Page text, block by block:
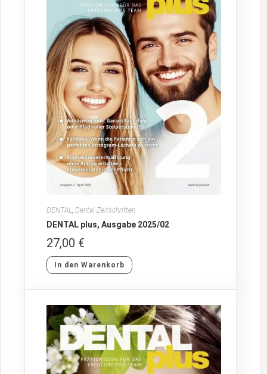
DENTAL ,Dental-Zeitschriften
DENTAL plus, Ausgabe 2025/02
27,00 €
In den Warenkorb